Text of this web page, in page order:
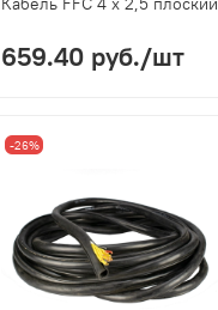
659.40 руб./шт
-26%